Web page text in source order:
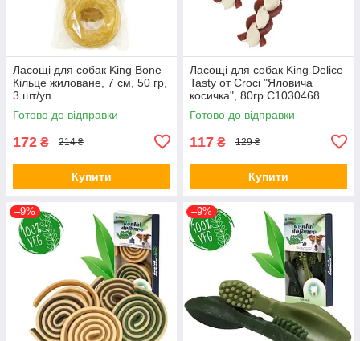
Ласощі для собак King Bone
Кільце жиловане, 7 см, 50 гр,
3 шт/уп
Готово до відправки
172 ₴ 214 ₴
Купити
Ласощі для собак King Delice
Tasty от Croci "Яловича
косичка", 80гр C1030468
Готово до відправки
117 ₴ 129 ₴
Купити
–9% –9%